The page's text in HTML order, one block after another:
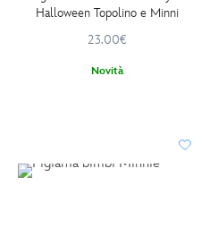
Halloween Topolino e Minni
23.00€
Novità